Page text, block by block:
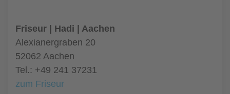
Friseur | Hadi | Aachen
Alexianergraben 20
52062 Aachen
Tel.: +49 241 37231
zum Friseur